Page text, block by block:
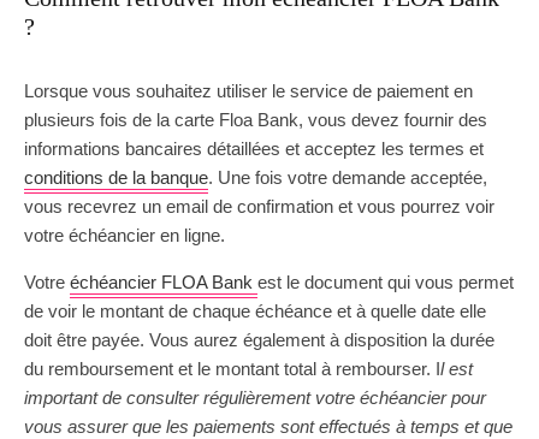
?
Lorsque vous souhaitez utiliser le service de paiement en
plusieurs fois de la carte Floa Bank, vous devez fournir des
informations bancaires détaillées et acceptez les termes et
conditions de la banque. Une fois votre demande acceptée,
vous recevrez un email de confirmation et vous pourrez voir
votre échéancier en ligne.
Votre échéancier FLOA Bank est le document qui vous permet
de voir le montant de chaque échéance et à quelle date elle
doit être payée. Vous aurez également à disposition la durée
du remboursement et le montant total à rembourser. Il est
important de consulter régulièrement votre échéancier pour
vous assurer que les paiements sont effectués à temps et que